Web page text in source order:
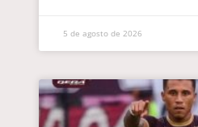
5 de agosto de 2026